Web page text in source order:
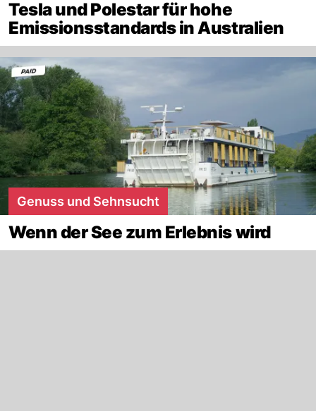
Tesla und Polestar für hohe
Emissionsstandards in Australien
Genuss und Sehnsucht
Wenn der See zum Erlebnis wird